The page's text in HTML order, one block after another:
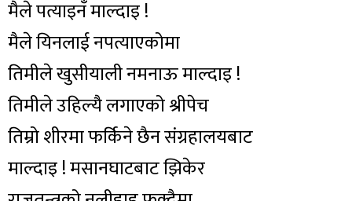
मैले पत्याइनँ माल्दाइ !
मैले यिनलाई नपत्याएकोमा
तिमीले खुसीयाली नमनाऊ माल्दाइ !
तिमीले उहिल्यै लगाएको श्रीपेच
तिम्रो शीरमा फर्किने छैन संग्रहालयबाट
माल्दाइ ! मसानघाटबाट झिकेर